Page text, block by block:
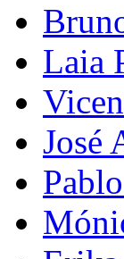
Laia
José